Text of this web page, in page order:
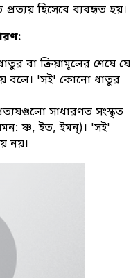
প্রত্যয় হিসেবে ব্যবহৃত হয়।
বা ক্রিয়ামূলের শেষে যে
বলে। 'সই' কোনো ধাতুর
সাধারণত সংস্কৃত
ষ্ণ, ইত, ইমন্)। 'সই'
নয়।